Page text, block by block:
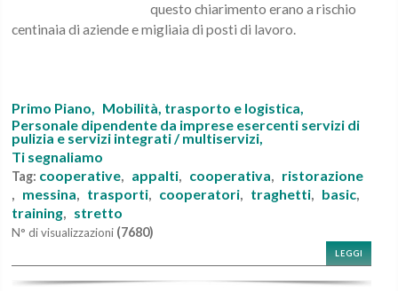
questo chiarimento erano a rischio
centinaia di aziende e migliaia di posti di lavoro.
Primo Piano,
Mobilità, trasporto e logistica,
Personale dipendente da imprese esercenti servizi di
pulizia e servizi integrati / multiservizi,
Ti segnaliamo
Tag: cooperative, appalti, cooperativa, ristorazione
, messina, trasporti, cooperatori, traghetti, basic,
training, stretto
N° di visualizzazioni (7680)
LEGGI